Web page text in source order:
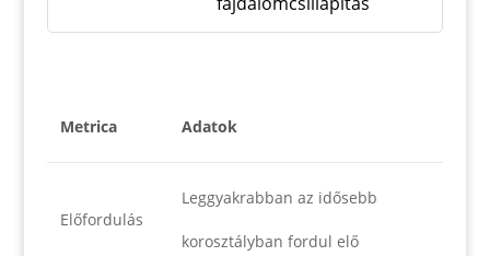
Metrica Adatok
Előfordulás
Leggyakrabban az idősebb
korosztályban fordul elő